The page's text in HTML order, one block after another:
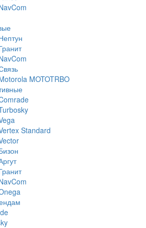
MOTOTRBO
Standard